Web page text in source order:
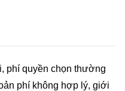
phí quyền chọn thường
phí không hợp lý, giới